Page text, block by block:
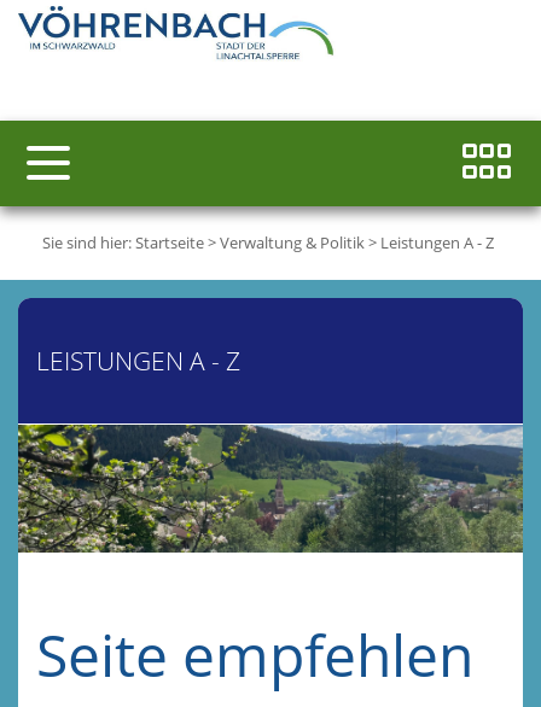
Sie sind hier:Startseite>Verwaltung & Politik> Leistungen A - Z
LEISTUNGEN A - Z
Seite empfehlen